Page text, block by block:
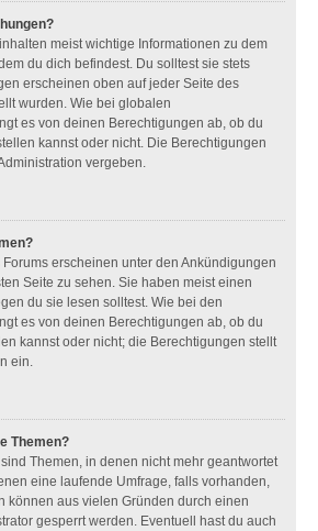
meist wichtige Informationen zu dem
du dich befindest. Du solltest sie stets
erscheinen oben auf jeder Seite des
wurden. Wie bei globalen
es von deinen Berechtigungen ab, ob du
kannst oder nicht. Die Berechtigungen
vergeben.
erscheinen unter den Ankündigungen
Seite zu sehen. Sie haben meist einen
du sie lesen solltest. Wie bei den
es von deinen Berechtigungen ab, ob du
kannst oder nicht; die Berechtigungen stellt
ein.
Themen?
Themen, in denen nicht mehr geantwortet
eine laufende Umfrage, falls vorhanden,
können aus vielen Gründen durch einen
gesperrt werden. Eventuell hast du auch